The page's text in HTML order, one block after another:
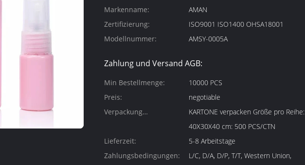
Markenname:
AMAN
Zertifizierung:
ISO9001 ISO1400 OHSA18001
Modellnummer:
AMSY-0005A
Zahlung und Versand AGB:
Min Bestellmenge:
10000 PCS
Preis:
negotiable
Verpackung
KARTONE verpacken Größe pro Reihe: Paket-Art
40X30X40 cm: 500 PCS/CTN
Lieferzeit:
5-8 Arbeitstage
Zahlungsbedingungen:
L/C, D/A, D/P, T/T, Western Union,